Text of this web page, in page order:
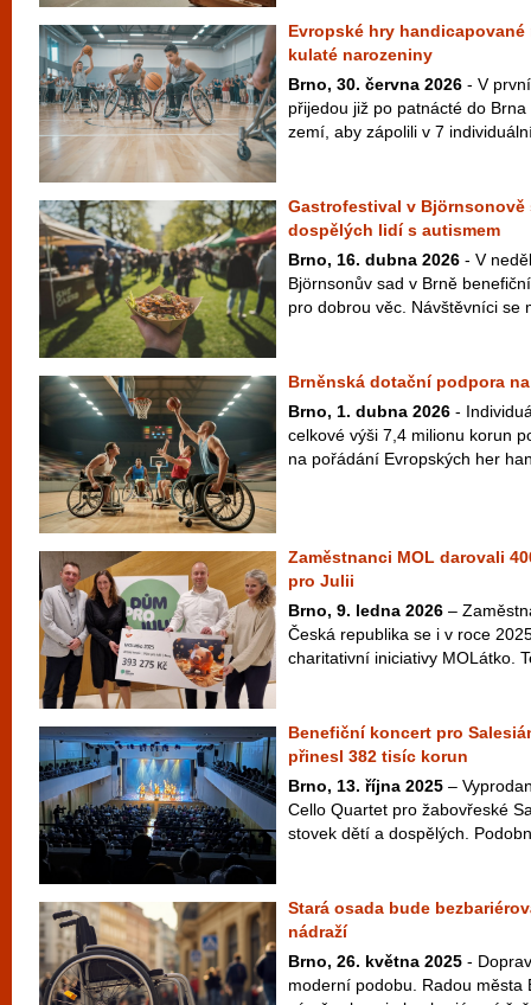
Evropské hry handicapované
kulaté narozeniny
Brno, 30. června 2026 - V
přijedou již po patnácté do
zemí, aby zápolili v 7
Gastrofestival v Björnsonově
dospělých lidí s autismem
Brno, 16. dubna 2026 - V
Björnsonův sad v Brně
pro dobrou věc. Návštěvníci se
Brněnská dotační podpora
Brno, 1. dubna 2026 -
celkové výši 7,4 milionu korun
na pořádání Evropských her
Zaměstnanci MOL darovali
pro Julii
Brno, 9. ledna 2026 –
Česká republika se i v roce
charitativní iniciativy MOLátko.
Benefiční koncert pro
přinesl 382 tisíc korun
Brno, 13. října 2025 –
Cello Quartet pro žabovřeské
stovek dětí a dospělých.
Stará osada bude
nádraží
Brno, 26. května 2025 -
moderní podobu. Radou města